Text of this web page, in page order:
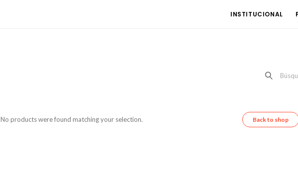
INSTITUCIONAL
No products were found matching your selection. Back to shop